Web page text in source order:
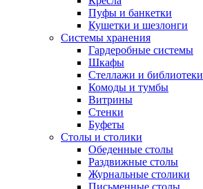
Пуфы и банкетки
Кушетки и шезлонги
Системы хранения
Гардеробные системы
Шкафы
Стеллажи и библиотеки
Комоды и тумбы
Витрины
Стенки
Буфеты
Столы и столики
Обеденные столы
Раздвижные столы
Журнальные столики